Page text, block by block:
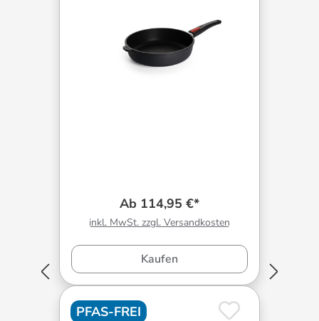
Ab 114,95 €*
inkl. MwSt. zzgl. Versandkosten
Kaufen
PFAS-FREI